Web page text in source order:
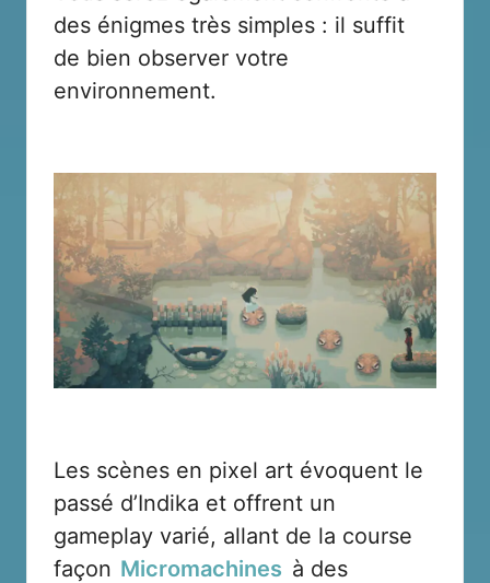
des énigmes très simples : il suffit
de bien observer votre
environnement.
Les scènes en pixel art évoquent le
passé d’Indika et offrent un
gameplay varié, allant de la course
façon Micromachines à des